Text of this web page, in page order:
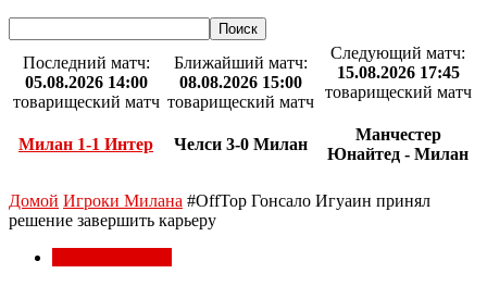
Последний матч:
05.08.2026 14:00
товарищеский матч
Милан 1-1 Интер
Ближайший матч:
08.08.2026 15:00
товарищеский матч
Челси 3-0 Милан
Следующий матч:
15.08.2026 17:45
товарищеский матч
Манчестер
Юнайтед - Милан
Домой Игроки Милана #OffTop Гонсало Игуаин принял
решение завершить карьеру